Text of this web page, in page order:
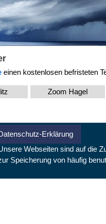
einen kostenlosen befristeten
Zoom Hagel
Erklärung
Webseiten sind auf die
Speicherung von häufig